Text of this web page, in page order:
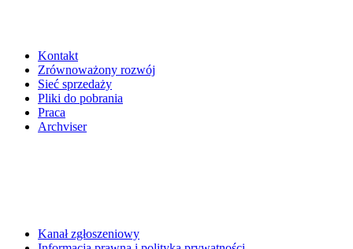
Kontakt
Zrównoważony rozwój
Sieć sprzedaży
Pliki do pobrania
Praca
Archviser
Kanał zgłoszeniowy